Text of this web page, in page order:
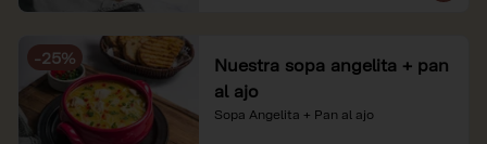
-25%
Nuestra sopa angelita + pan
al ajo
Sopa Angelita + Pan al ajo